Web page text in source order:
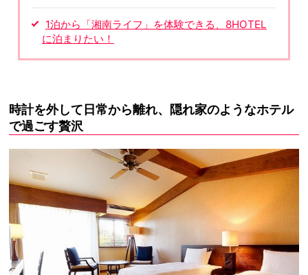
1泊から「湘南ライフ」を体験できる、8HOTEL
に泊まりたい！
時計を外して日常から離れ、隠れ家のようなホテル
で過ごす贅沢